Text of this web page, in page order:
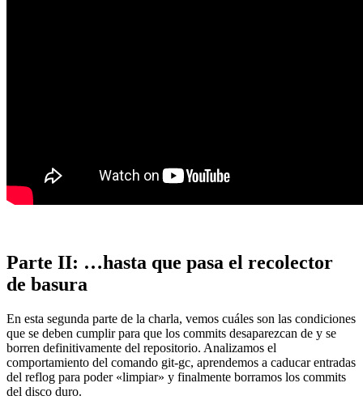
Parte II: …hasta que pasa el recolector
de basura
En esta segunda parte de la charla, vemos cuáles son las condiciones
que se deben cumplir para que los commits desaparezcan de y se
borren definitivamente del repositorio. Analizamos el
comportamiento del comando git-gc, aprendemos a caducar entradas
del reflog para poder «limpiar» y finalmente borramos los commits
del disco duro.